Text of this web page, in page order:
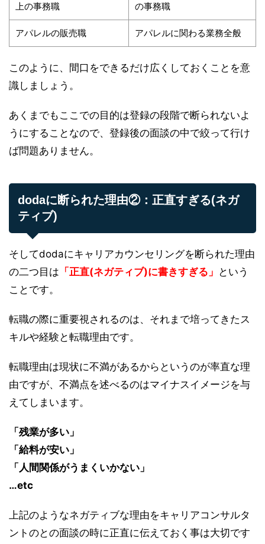
上の事務職
の事務職
アパレルの販売職 アパレルに関わる業務全般
このように、間口をできるだけ広くしておくことを意
識しましょう。
あくまでもここでの目的は登録の段階で断られないよ
うにすることなので、登録後の面談の中で絞って行け
ば問題ありません。
dodaに断られた理由②：正直すぎる(ネガ
ティブ)
そしてdodaにキャリアカウンセリングを断られた理由
の二つ目は 「正直(ネガティブ)に書きすぎる」 という
ことです。
転職の際に重要視されるのは、それまで培ってきたス
キルや経験と転職理由です。
転職理由は現状に不満があるからというのが率直な理
由ですが、不満点を述べるのはマイナスイメージを与
えてしまいます。
「残業が多い」
「給料が安い」
「人間関係がうまくいかない」
…etc
上記のようなネガティブな理由をキャリアコンサルタ
ントのとの面談の時に正直に伝えておく事は大切です